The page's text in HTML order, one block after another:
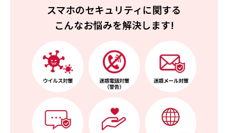
スマホのセキュリティに関する
こんなお悩みを解決します!